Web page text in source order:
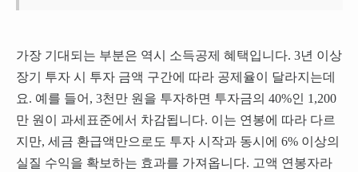
가장 기대되는 부분은 역시 소득공제 혜택입니다. 3년 이상
장기 투자 시 투자 금액 구간에 따라 공제율이 달라지는데
요. 예를 들어, 3천만 원을 투자하면 투자금의 40%인 1,200
만 원이 과세표준에서 차감됩니다. 이는 연봉에 따라 다르
지만, 세금 환급액만으로도 투자 시작과 동시에 6% 이상의
실질 수익을 확보하는 효과를 가져옵니다. 고액 연봉자라